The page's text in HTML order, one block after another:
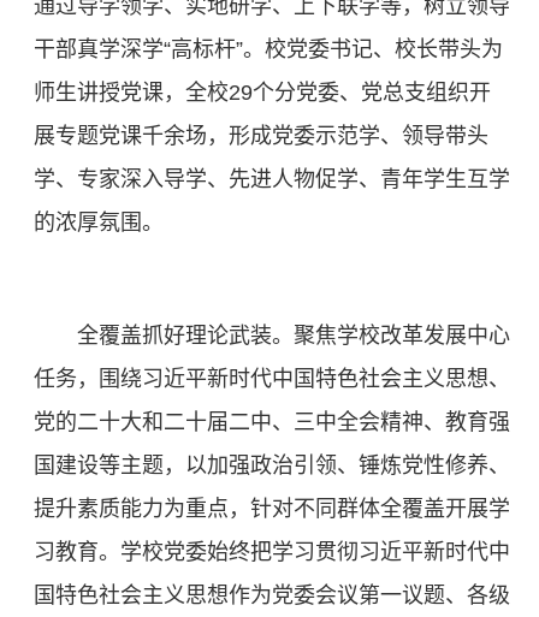
通过导学领学、实地研学、上下联学等，树立领导
干部真学深学“高标杆”。校党委书记、校长带头为
师生讲授党课，全校29个分党委、党总支组织开
展专题党课千余场，形成党委示范学、领导带头
学、专家深入导学、先进人物促学、青年学生互学
的浓厚氛围。
全覆盖抓好理论武装。聚焦学校改革发展中心
任务，围绕习近平新时代中国特色社会主义思想、
党的二十大和二十届二中、三中全会精神、教育强
国建设等主题，以加强政治引领、锤炼党性修养、
提升素质能力为重点，针对不同群体全覆盖开展学
习教育。学校党委始终把学习贯彻习近平新时代中
国特色社会主义思想作为党委会议第一议题、各级